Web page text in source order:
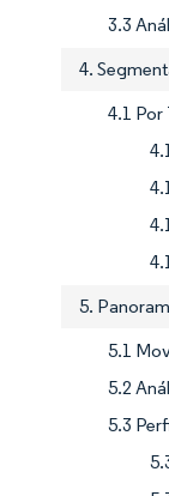
3.3
4.
4.1
5.
5.1
5.2
5.3